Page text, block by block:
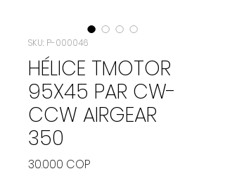
SKU: P-000046
HÉLICE TMOTOR
95X45 PAR CW-
CCW AIRGEAR
350
30.000 COPPrecio